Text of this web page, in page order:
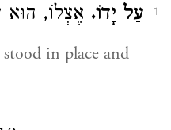
1 עַל יָדוֹ. אֶצְלוֹ, הוּא
in place and